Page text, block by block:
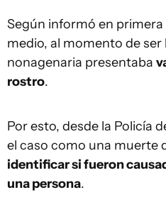
Según informó en
medio, al momento de ser
nonagenaria presentaba
rostro.
Por esto, desde la Policía
el caso como una muerte
identificar si fueron
una persona.